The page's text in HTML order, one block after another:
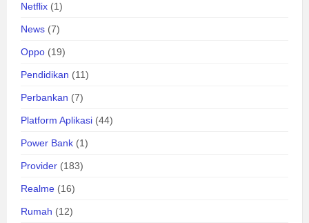
Netflix (1)
News (7)
Oppo (19)
Pendidikan (11)
Perbankan (7)
Platform Aplikasi (44)
Power Bank (1)
Provider (183)
Realme (16)
Rumah (12)